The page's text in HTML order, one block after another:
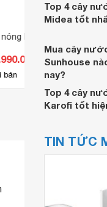
lạnh Kangaroo
đ
bán
Top 4 cây
Midea tốt
Mua cây
Sunhouse
nay?
Top 4 cây
Karofi tốt
TIN TỨC